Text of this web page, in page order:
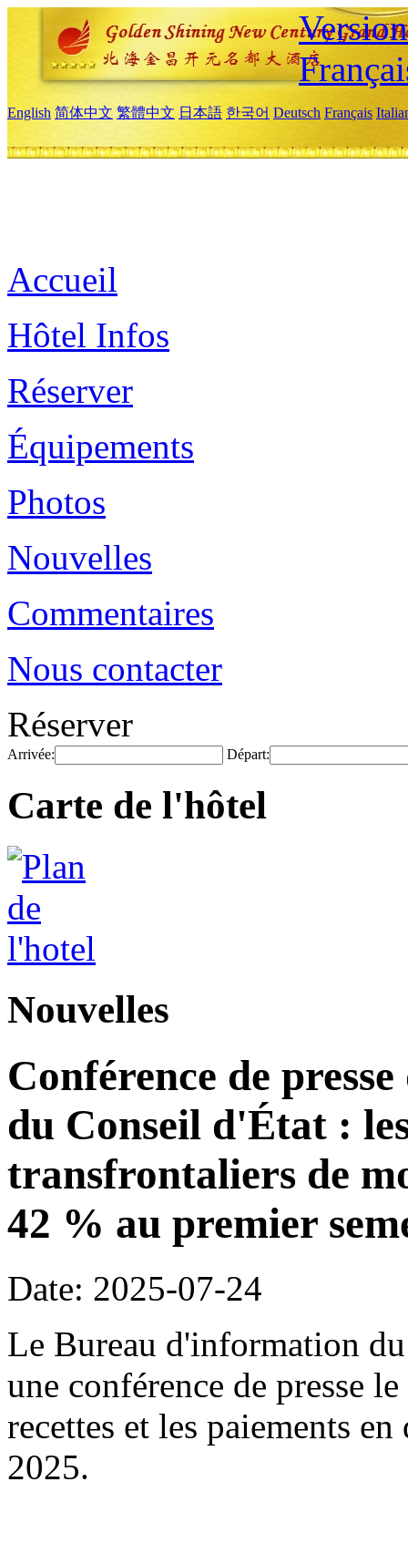
English 简体中文 繁體中文 日本語 한국어 Deutsch Français
Accueil
Hôtel Infos
Réserver
Équipements
Photos
Nouvelles
Commentaires
Nous contacter
Réserver
Arrivée: Départ:
Carte de l'hôtel
Nouvelles
Conférence de
du Conseil d'État :
transfrontaliers de
42 % au premier
Date: 2025-07-24
Le Bureau d'information
une conférence de presse
recettes et les paiements
2025.